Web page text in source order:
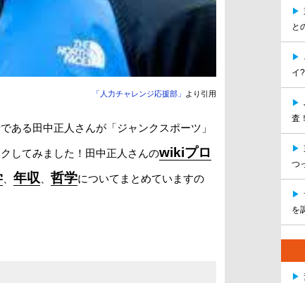
「人力チャレンジ応援部」 より引用
ある田中正人さんが「ジャンクスポーツ」
してみました！田中正人さんのwikiプロ
、 年収、 哲学についてまとめていますの
▶
と
▶
イ
▶
査
▶
つ
▶
を
▶